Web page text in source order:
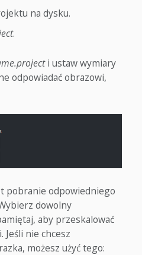
na dysku.
.
i ustaw wymiary
odpowiadać obrazowi,
pobranie odpowiedniego
dowolny
aby przeskalować
Jeśli nie chcesz
możesz użyć tego: